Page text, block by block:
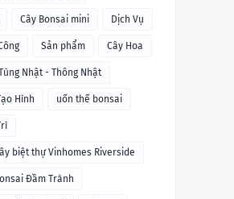
Cây Bonsai mini Dịch Vụ
Sản phẩm Cây Hoa
Nhật - Thông Nhật
Hình uốn thế bonsai
biệt thự Vinhomes Riverside
Đầm Trành